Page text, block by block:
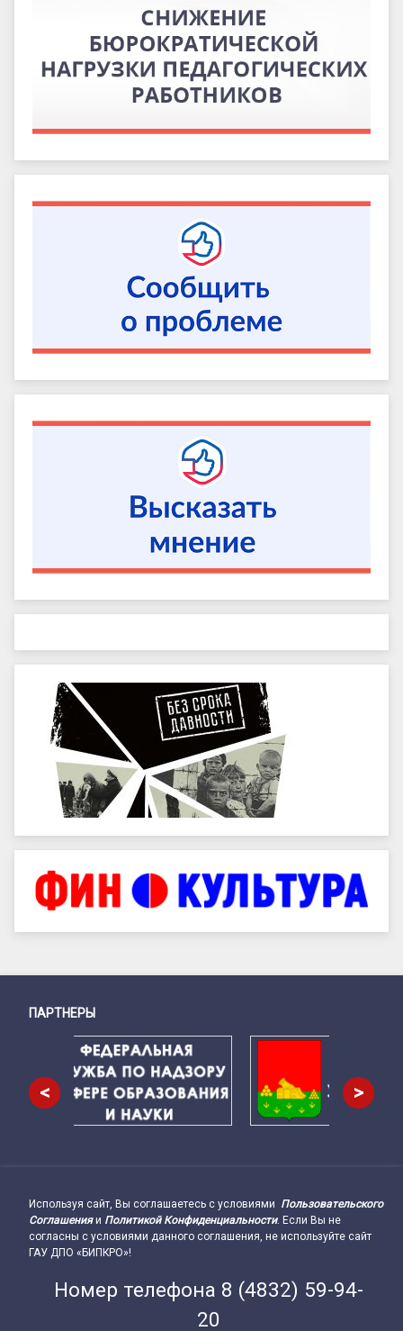
Снизу
ПАРТНЕРЫ
< >
Подвал сайта → влево
Используя сайт, Вы соглашаетесь с условиями Пользовательского
Соглашенияи Политикой Конфиденциальности. Если Вы не
согласны с условиями данного соглашения, не используйте сайт
ГАУ ДПО «БИПКРО»!
Номер телефона 8 (4832) 59-94-
20